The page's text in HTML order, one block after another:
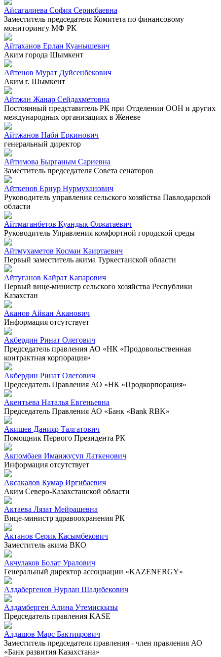
Айсагалиева София Серикбаевна
Заместитель председателя Комитета по финансовому
мониторингу МФ РК
Айтаханов Ерлан Куанышевич
Аким города Шымкент
Айтенов Мурат Дуйсенбекович
Аким г. Шымкент
Айтжан Жанар Сейдахметовна
Постоянный представитель РК при Отделении ООН и других
международных организациях в Женеве
Айтжанов Наби Еркинович
генеральный директор
Айтимова Бырганым Сариевна
Заместитель председателя Совета сенаторов
Айткенов Ернур Нурмуханович
Руководитель управления сельского хозяйства Павлодарской
области
Айтмаганбетов Куандык Олжатаевич
Руководитель Управления комфортной городской среды
Айтмухаметов Косман Каиртаевич
Первый заместитель акима Туркестанской области
Айтуганов Кайрат Капарович
Первый вице-министр сельского хозяйства Республики
Казахстан
Аканов Айкан Аканович
Информация отсутствует
Акбердин Ринат Олегович
Председатель правления АО «НК «Продовольственная
контрактная корпорация»
Акбердин Ринат Олегович
Председатель Правления АО «НК «Продкорпорация»
Акентьева Наталья Евгеньевна
Председатель Правления АО «Банк «Bank RBK»
Акишев Данияр Талгатович
Помощник Первого Президента РК
Акпомбаев Иманжусуп Латкенович
Информация отсутствует
Аксакалов Кумар Иргибаевич
Аким Северо-Казахстанской области
Актаева Лязат Мейрашевна
Вице-министр здравоохранения РК
Актанов Серик Касымбекович
Заместитель акима ВКО
Акчулаков Болат Уралович
Генеральный директор ассоциации «KAZENERGY»
Алдабергенов Нурлан Шадибекович
Алдамберген Алина Утемискызы
Председатель правления KASE
Алдашов Марс Бактиярович
Заместитель председателя правления - член правления АО
«Банк развития Казахстана»